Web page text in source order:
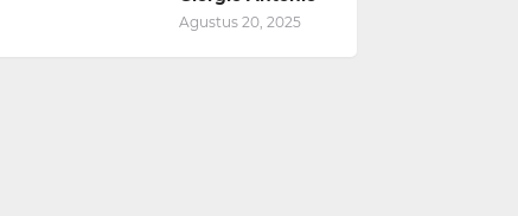
Agustus 20, 2025